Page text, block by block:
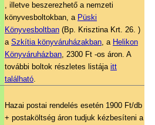
, illetve beszerezhető a nemzeti
könyvesboltokban, a Püski
Könyvesboltban (Bp. Krisztina Krt. 26. )
a Szkítia könyváruházakban, a Helikon
Könyváruházban, 2300 Ft -os áron. A
további boltok részletes listája itt
található.
Hazai postai rendelés esetén 1900 Ft/db
+ postaköltség áron tudjuk kézbesíteni a